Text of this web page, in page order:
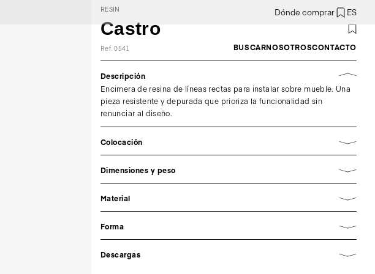
Dónde comprar ES
BUSCARNOSOTROSCONTACTO
RESIN
Castro
Ref. 0541
Descripción
Encimera de resina de líneas rectas para instalar sobre mueble. Una
pieza resistente y depurada que prioriza la funcionalidad sin
renunciar al diseño.
Colocación
Dimensiones y peso
Material
Forma
Descargas